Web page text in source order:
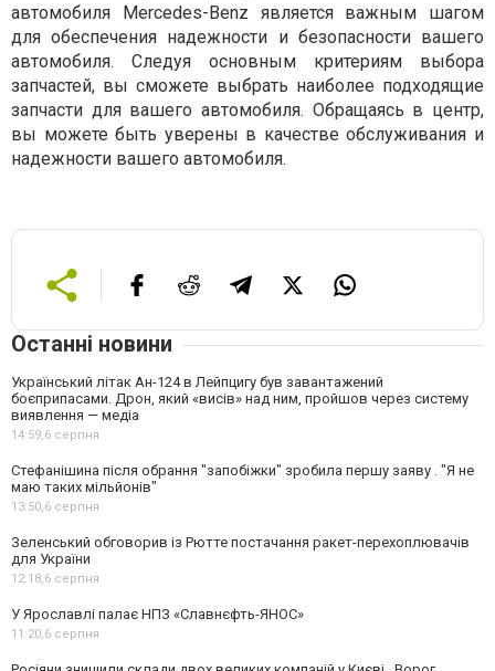
автомобиля Mercedes-Benz является важным шагом
для обеспечения надежности и безопасности вашего
автомобиля. Следуя основным критериям выбора
запчастей, вы сможете выбрать наиболее подходящие
запчасти для вашего автомобиля. Обращаясь в центр,
вы можете быть уверены в качестве обслуживания и
надежности вашего автомобиля.
Останні новини
Український літак Ан-124 в Лейпцигу був завантажений
боєприпасами. Дрон, який «висів» над ним, пройшов через систему
виявлення — медіа
14:59,6 серпня
Стефанішина після обрання "запобіжки" зробила першу заяву . "Я не
маю таких мільйонів"
13:50,6 серпня
Зеленський обговорив із Рютте постачання ракет-перехоплювачів
для України
12:18,6 серпня
У Ярославлі палає НПЗ «Славнєфть-ЯНОС»
11:20,6 серпня